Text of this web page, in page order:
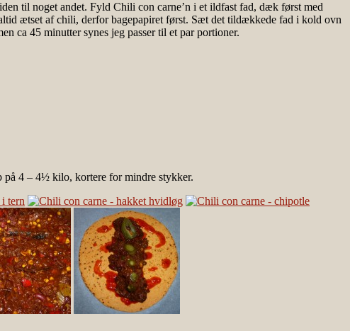
til noget andet. Fyld Chili con carne’n i et ildfast fad, dæk først med
ætset af chili, derfor bagepapiret først. Sæt det tildækkede fad i kold ovn
ca 45 minutter synes jeg passer til et par portioner.
på 4 – 4½ kilo, kortere for mindre stykker.